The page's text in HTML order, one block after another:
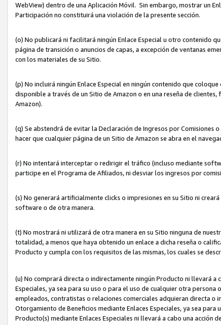
WebView) dentro de una Aplicación Móvil. Sin embargo, mostrar un
Participación no constituirá una violación de la presente sección.
(o) No publicará ni facilitará ningún Enlace Especial u otro contenido
página de transición o anuncios de capas, a excepción de ventanas
con los materiales de su Sitio.
(p) No incluirá ningún Enlace Especial en ningún contenido que
disponible a través de un Sitio de Amazon o en una reseña de
Amazon).
(q) Se abstendrá de evitar la Declaración de Ingresos por
hacer que cualquier página de un Sitio de Amazon se abra en el
(r) No intentará interceptar o redirigir el tráfico (incluso mediante
participe en el Programa de Afiliados, ni desviar los ingresos por
(s) No generará artificialmente clicks o impresiones en su Sitio ni
software o de otra manera.
(t) No mostrará ni utilizará de otra manera en su Sitio ninguna de
totalidad, a menos que haya obtenido un enlace a dicha reseña o
Producto y cumpla con los requisitos de las mismas, los cuales se
(u) No comprará directa o indirectamente ningún Producto ni llevará a
Especiales, ya sea para su uso o para el uso de cualquier otra
empleados, contratistas o relaciones comerciales adquieran directa o
Otorgamiento de Beneficios mediante Enlaces Especiales, ya sea
Producto(s) mediante Enlaces Especiales ni llevará a cabo una